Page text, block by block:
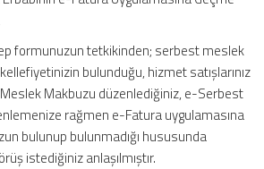
formunuzun tetkikinden; serbest meslek
bulunduğu, hizmet satışlarınız
Makbuzu düzenlediğiniz, e-Serbest
rağmen e-Fatura uygulamasına
bulunup bulunmadığı hususunda
istediğiniz anlaşılmıştır.